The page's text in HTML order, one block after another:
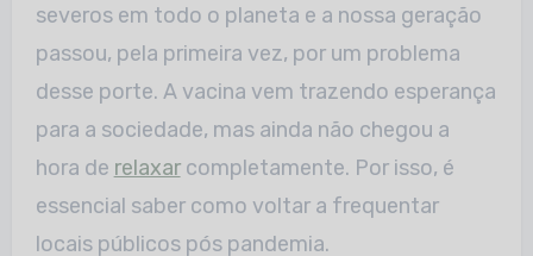
severos em todo o planeta e a nossa geração
passou, pela primeira vez, por um problema
desse porte. A vacina vem trazendo esperança
para a sociedade, mas ainda não chegou a
hora de relaxarcompletamente. Por isso, é
essencial saber como voltar a frequentar
locais públicos pós pandemia.